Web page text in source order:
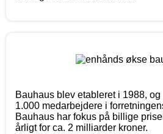
Bauhaus blev etableret i 1988,
1.000 medarbejdere i
Bauhaus har fokus på billige
årligt for ca. 2 milliarder kroner.